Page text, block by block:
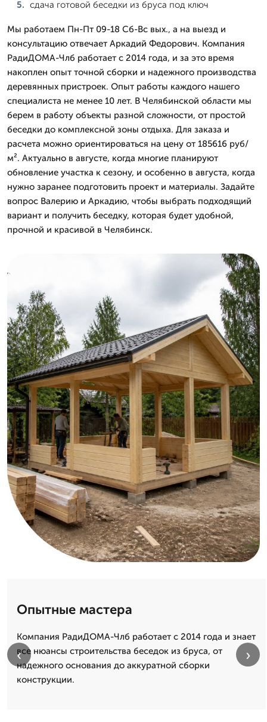
сдача готовой беседки из бруса под ключ
Мы работаем Пн-Пт 09-18 Сб-Вс вых., а на выезд и
консультацию отвечает Аркадий Федорович. Компания
РадиДОМА-Члб работает с 2014 года, и за это время
накоплен опыт точной сборки и надежного производства
деревянных пристроек. Опыт работы каждого нашего
специалиста не менее 10 лет. В Челябинской области мы
берем в работу объекты разной сложности, от простой
беседки до комплексной зоны отдыха. Для заказа и
расчета можно ориентироваться на цену от 185616 руб/
м². Актуально в августе, когда многие планируют
обновление участка к сезону, и особенно в августа, когда
нужно заранее подготовить проект и материалы. Задайте
вопрос Валерию и Аркадию, чтобы выбрать подходящий
вариант и получить беседку, которая будет удобной,
прочной и красивой в Челябинск.
Опытные мастера
Компания РадиДОМА-Члб работает с 2014 года и знает
все нюансы строительства беседок из бруса, от
надежного основания до аккуратной сборки
конструкции.
‹ ›